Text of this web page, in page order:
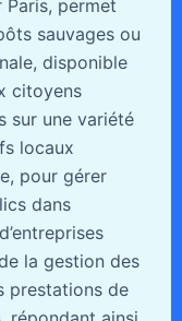
Paris, permet
sauvages ou
disponible
citoyens
sur une variété
locaux
pour gérer
dans
la gestion des
prestations de